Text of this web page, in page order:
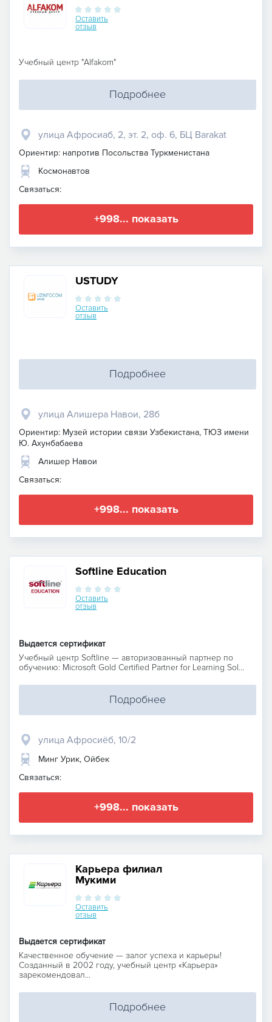
Оставить
отзыв
Учебный центр "Alfakom"
Подробнее
улица Афросиаб, 2, эт. 2, оф. 6, БЦ Barakat
Ориентир: напротив Посольства Туркменистана
Космонавтов
Связаться:
+998... показать
USTUDY
Оставить
отзыв
Подробнее
улица Алишера Навои, 28б
Ориентир: Музей истории связи Узбекистана, ТЮЗ имени
Ю. Ахунбабаева
Алишер Навои
Связаться:
+998... показать
Softline Education
Оставить
отзыв
Выдается сертификат
Учебный центр Softline — авторизованный партнер по
обучению: Microsoft Gold Certified Partner for Learning Sol...
Подробнее
улица Афросиёб, 10/2
Минг Урик, Ойбек
Связаться:
+998... показать
Карьера филиал
Мукими
Оставить
отзыв
Выдается сертификат
Качественное обучение — залог успеха и карьеры!
Созданный в 2002 году, учебный центр «Карьера»
зарекомендовал...
Подробнее